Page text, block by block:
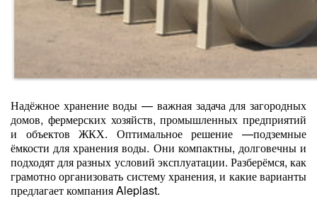
Надёжное хранение воды — важная задача для загородных
домов, фермерских хозяйств, промышленных предприятий
и объектов ЖКХ. Оптимальное решение —подземные
ёмкости для хранения воды. Они компактны, долговечны и
подходят для разных условий эксплуатации. Разберёмся, как
грамотно организовать систему хранения, и какие варианты
предлагает компания Aleplast.